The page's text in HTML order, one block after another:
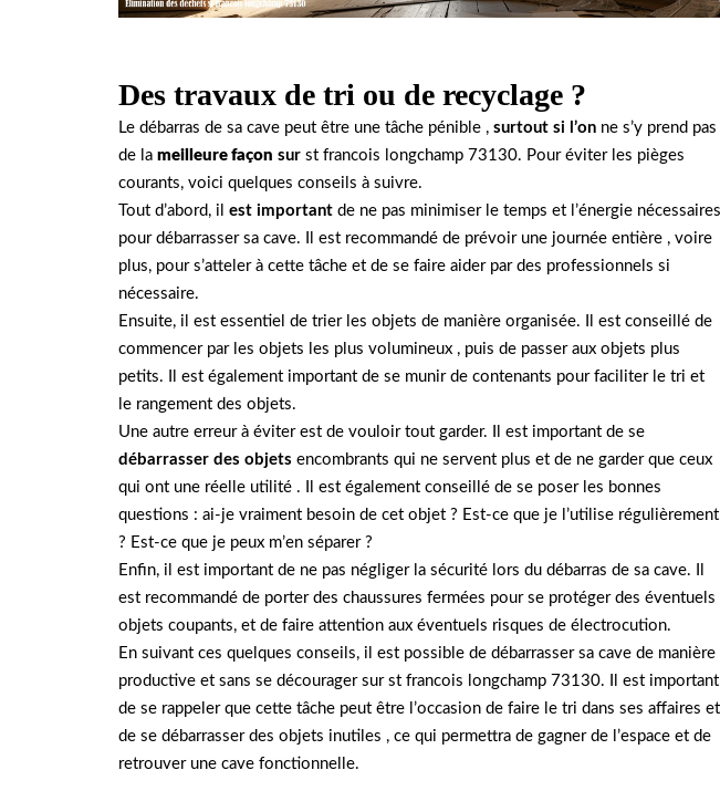
Des travaux de tri ou de recyclage ?
Le débarras de sa cave peut être une tâche pénible , surtout si l’on ne s’y prend pas
de la meilleure façon sur st francois longchamp 73130. Pour éviter les pièges
courants, voici quelques conseils à suivre.
Tout d’abord, il est important de ne pas minimiser le temps et l’énergie nécessaires
pour débarrasser sa cave. Il est recommandé de prévoir une journée entière , voire
plus, pour s’atteler à cette tâche et de se faire aider par des professionnels si
nécessaire.
Ensuite, il est essentiel de trier les objets de manière organisée. Il est conseillé de
commencer par les objets les plus volumineux , puis de passer aux objets plus
petits. Il est également important de se munir de contenants pour faciliter le tri et
le rangement des objets.
Une autre erreur à éviter est de vouloir tout garder. Il est important de se
débarrasser des objets encombrants qui ne servent plus et de ne garder que ceux
qui ont une réelle utilité . Il est également conseillé de se poser les bonnes
questions : ai-je vraiment besoin de cet objet ? Est-ce que je l’utilise régulièrement
? Est-ce que je peux m’en séparer ?
Enfin, il est important de ne pas négliger la sécurité lors du débarras de sa cave. Il
est recommandé de porter des chaussures fermées pour se protéger des éventuels
objets coupants, et de faire attention aux éventuels risques de électrocution.
En suivant ces quelques conseils, il est possible de débarrasser sa cave de manière
productive et sans se décourager sur st francois longchamp 73130. Il est important
de se rappeler que cette tâche peut être l’occasion de faire le tri dans ses affaires et
de se débarrasser des objets inutiles , ce qui permettra de gagner de l’espace et de
retrouver une cave fonctionnelle.